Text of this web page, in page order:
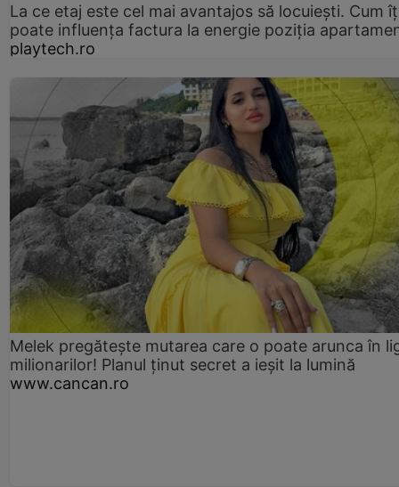
La ce etaj este cel mai avantajos să locuiești. Cum
poate influența factura la energie poziția
playtech.ro
Melek pregătește mutarea care o poate arunca în
milionarilor! Planul ținut secret a ieșit la lumină
www.cancan.ro